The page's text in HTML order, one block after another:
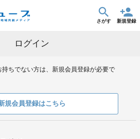
さがす 新規登録
ログイン
持ちでない方は、新規会員登録が必要で
規会員登録はこちら